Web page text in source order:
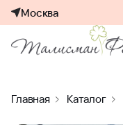
Москва
Главная Каталог